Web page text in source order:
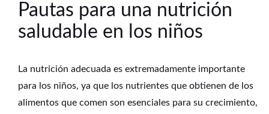
Pautas para una nutrición
saludable en los niños
La nutrición adecuada es extremadamente importante
para los niños, ya que los nutrientes que obtienen de los
alimentos que comen son esenciales para su crecimiento,